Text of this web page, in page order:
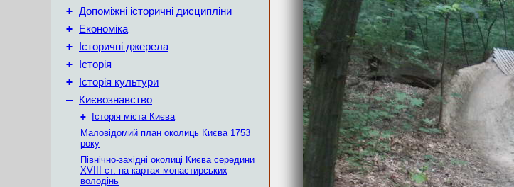
+ Допоміжні історичні дисципліни
+ Економіка
+ Історичні джерела
+ Історія
+ Історія культури
– Києвознавство
+
Історія міста Києва
Маловідомий план околиць Києва 1753
року
Північно-західні околиці Києва середини
XVIII ст. на картах монастирських
володінь